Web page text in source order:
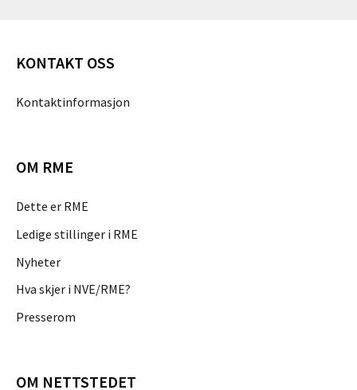
KONTAKT OSS
Kontaktinformasjon
OM RME
Dette er RME
Ledige stillinger i RME
Nyheter
Hva skjer i NVE/RME?
Presserom
OM NETTSTEDET